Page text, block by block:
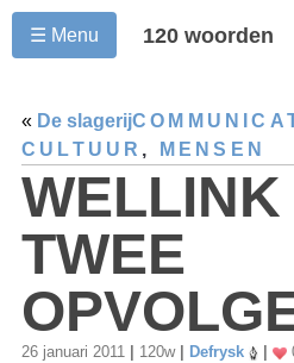
☰ Menu 120 woorden
« De slagerij
CULTUUR , MENSEN
TWEE
26 januari 2011 120w Defrysk